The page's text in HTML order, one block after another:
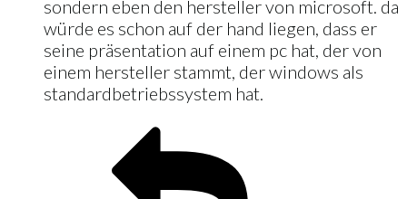
sondern eben den hersteller von microsoft. da
würde es schon auf der hand liegen, dass er
seine präsentation auf einem pc hat, der von
einem hersteller stammt, der windows als
standardbetriebssystem hat.